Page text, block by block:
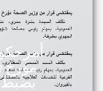
بضبط